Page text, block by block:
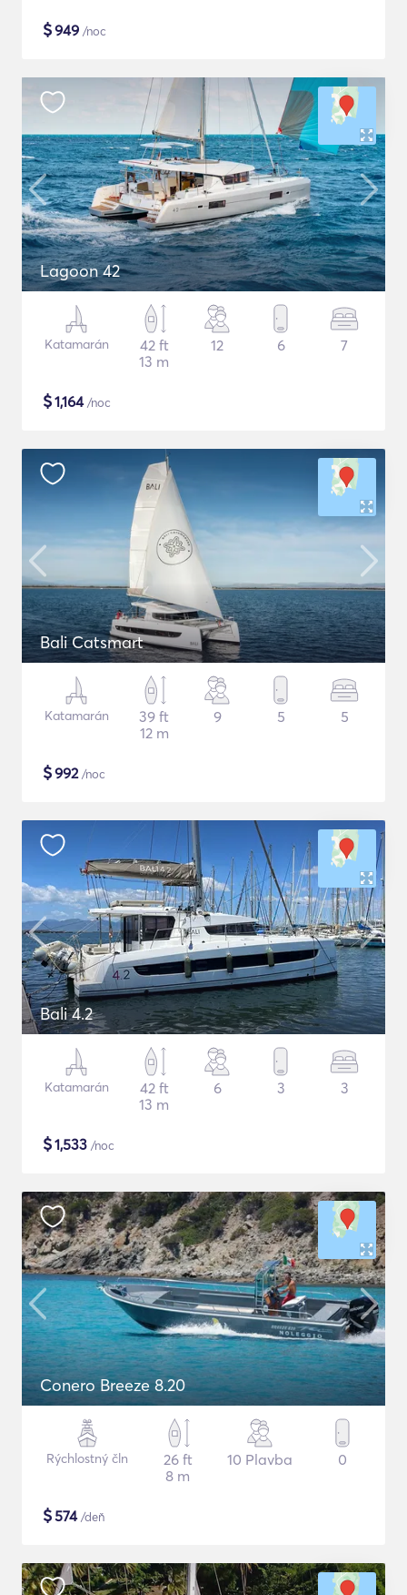
$949 /noc
Lagoon 42
Katamarán
42 ft
13 m
12 6 7
$1,164/noc
Bali Catsmart
Katamarán
39 ft
12 m
9 5 5
$992/noc
Bali 4.2
Katamarán
42 ft
13 m
6 3 3
$1,533 /noc
Conero Breeze 8.20
Rýchlostný čln
26 ft
8 m
10 Plavba 0
$574/deň